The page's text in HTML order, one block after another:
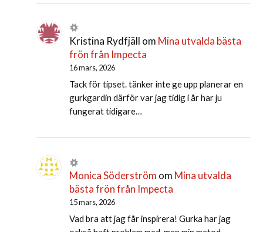
Kristina Rydfjäll om Mina utvalda bästa
frön från Impecta
16 mars, 2026
Tack för tipset. tänker inte ge upp planerar en
gurkgardin därför var jag tidig i år har ju
fungerat tidigare…
Monica Söderström om Mina utvalda
bästa frön från Impecta
15 mars, 2026
Vad bra att jag får inspirera! Gurka har jag